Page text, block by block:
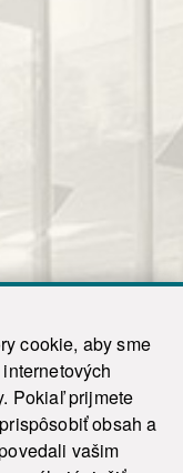
cookie, aby sme
Pokiaľ prijmete
obsah a
vašim